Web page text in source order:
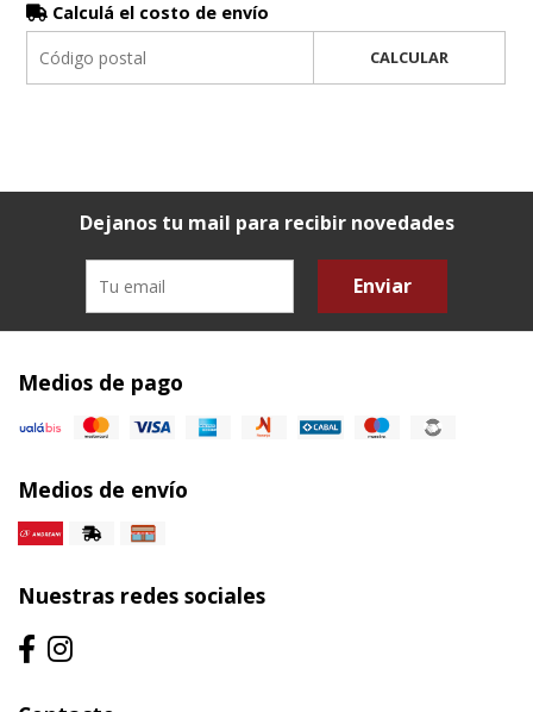
Calculá el costo de envío
CALCULAR
Dejanos tu mail para recibir novedades
Enviar
Medios de pago
Medios de envío
Nuestras redes sociales